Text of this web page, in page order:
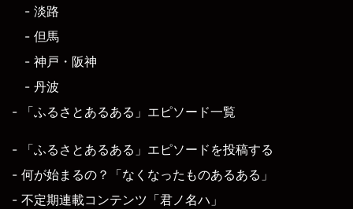
- 淡路
- 但馬
- 神戸・阪神
- 丹波
- 「ふるさとあるある」エピソード一覧
- 「ふるさとあるある」エピソードを投稿する
- 何が始まるの？「なくなったものあるある」
- 不定期連載コンテンツ「君ノ名ハ」